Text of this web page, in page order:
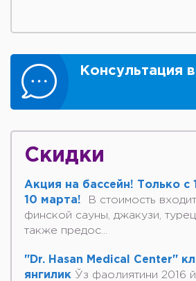
Консультация
Скидки
Акция на бассейн! Только с
10 марта!
В стоимость
финской сауны, джакузи,
также предос...
"Dr. Hasan Medical Center"
янгилик Ўз фаолиятини 2016